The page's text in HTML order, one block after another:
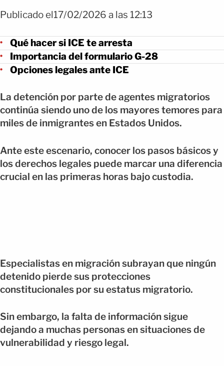
Publicado el17/02/2026 a las 12:13
Qué hacer si ICE te arresta
Importancia del formulario G-28
Opciones legales ante ICE
La detención por parte de agentes migratorios
continúa siendo uno de los mayores temores para
miles de inmigrantes en Estados Unidos.
Ante este escenario, conocer los pasos básicos y
los derechos legales puede marcar una diferencia
crucial en las primeras horas bajo custodia.
Especialistas en migración subrayan que ningún
detenido pierde sus protecciones
constitucionales por su estatus migratorio.
Sin embargo, la falta de información sigue
dejando a muchas personas en situaciones de
vulnerabilidad y riesgo legal.